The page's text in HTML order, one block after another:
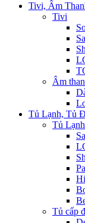
Tivi, Âm
Tivi
Âm
Tủ Lạnh, Tủ
Tủ Lạnh
Tủ cấp